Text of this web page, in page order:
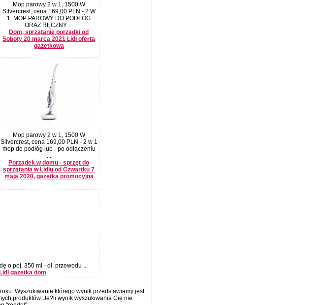
Mop parowy 2 w 1, 1500 W
Silvercrest, cena 169,00 PLN - 2 W
1: MOP PAROWY DO PODŁÓG
ORAZ RĘCZNY ...
Dom, sprzątanie porządki od
Soboty 20 marca 2021 Lidl oferta
gazetkowa
Mop parowy 2 w 1, 1500 W
Silvercrest, cena 169,00 PLN - 2 w 1
mop do podłóg lub - po odłączeniu
Porządek w domu - sprzęt do
sprzątania w Lidlu od Czwartku 7
maja 2020, gazetka promocyjna
o poj. 350 ml - dł. przewodu ...
gazetka dom
Wyszukiwanie którego wynik przedstawiamy jest
produktów. Je?li wynik wyszukiwania Cię nie